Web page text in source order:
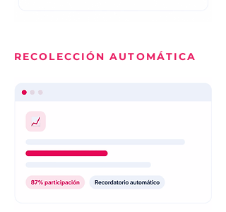
RECOLECCIÓN AUTOMÁTICA